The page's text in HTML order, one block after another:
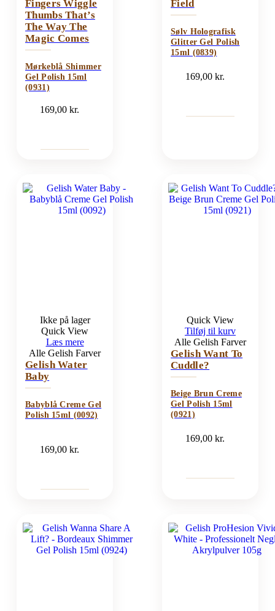
Fingers Wiggle
Thumbs That’s
The Way The
Magic Comes
Mørkeblå Shimmer
Gel Polish 15ml
(0931)
169,00kr.
Field
Sølv Holografisk
Glitter Gel Polish
15ml (0839)
169,00kr.
Ikke på lager
Quick View
Læs mere
Alle Gelish Farver
Gelish Water
Baby
Babyblå Creme Gel
Polish 15ml (0092)
169,00kr.
Quick View
Tilføj til kurv
Alle Gelish Farver
Gelish Want To
Cuddle?
Beige Brun Creme
Gel Polish 15ml
(0921)
169,00kr.